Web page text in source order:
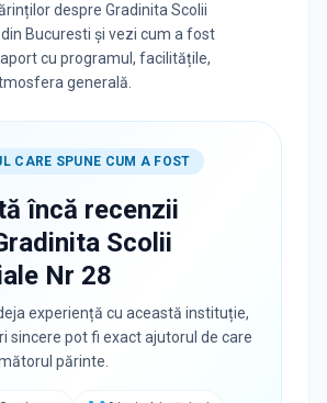
despre Gradinita Scolii
Bucuresti și vezi cum a fost
cu programul, facilitățile,
generală.
CARE SPUNE CUM A FOST
încă recenzii
Scolii
Nr 28
experiență cu această instituție,
sincere pot fi exact ajutorul de care
părinte.